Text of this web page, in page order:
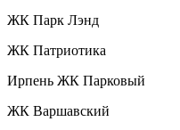
ЖК Парк Лэнд
ЖК Патриотика
Ирпень ЖК Парковый
ЖК Варшавский